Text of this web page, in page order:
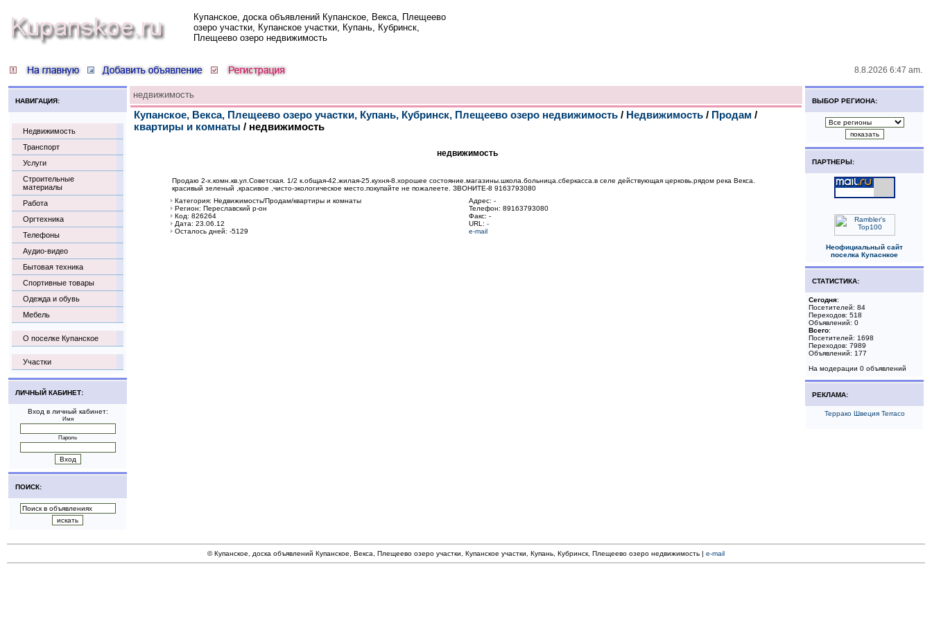
Купанское, доска объявлений Купанское, Векса, Плещеево
озеро участки, Купанское участки, Купань, Кубринск,
Плещеево озеро недвижимость
8.8.2026 6:47 am.
НАВИГАЦИЯ:
Недвижимость
Транспорт
Услуги
Строительные
материалы
Работа
Оргтехника
Телефоны
Аудио-видео
Бытовая техника
Спортивные товары
Одежда и обувь
Мебель
О поселке Купанское
Участки
ЛИЧНЫЙ КАБИНЕТ:
Вход в личный кабинет:
Имя
Пароль
ПОИСК:
недвижимость
Купанское, Векса, Плещеево озеро участки, Купань, Кубринск, Плещеево озеро недвижимость / Недвижимость / Продам /
квартиры и комнаты / недвижимость
недвижимость
Продаю 2-х.комн.кв.ул.Советская. 1/2 к.общая-42.жилая-25.кухня-8.хорошее состояние.магазины.школа.больница.сберкасса.в селе действующая церковь.рядом река Векса.
красивый зеленый ,красивое ,чисто-экологическое место.покупайте не пожалеете. ЗВОНИТЕ-8 9163793080
Категория: Недвижимость/Продам/квартиры и комнаты
Регион: Переславский р-он
Код: 826264
Дата: 23.06.12
Осталось дней: -5129
Адрес: -
Телефон: 89163793080
Факс: -
URL: -
e-mail
ВЫБОР РЕГИОНА:
ПАРТНЕРЫ:
Неофициальный сайт
поселка Купаснкое
СТАТИСТИКА:
Сегодня:
Посетителей: 84
Переходов: 518
Объявлений: 0
Всего:
Посетителей: 1698
Переходов: 7989
Объявлений: 177
На модерации 0 объявлений
РЕКЛАМА:
Террако Швеция Terraco
© Купанское, доска объявлений Купанское, Векса, Плещеево озеро участки, Купанское участки, Купань, Кубринск, Плещеево озеро недвижимость | e-mail